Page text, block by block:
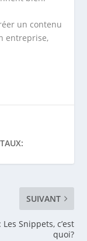
un contenu
entreprise,
TAUX:
SUIVANT
Les Snippets, c’est
quoi?